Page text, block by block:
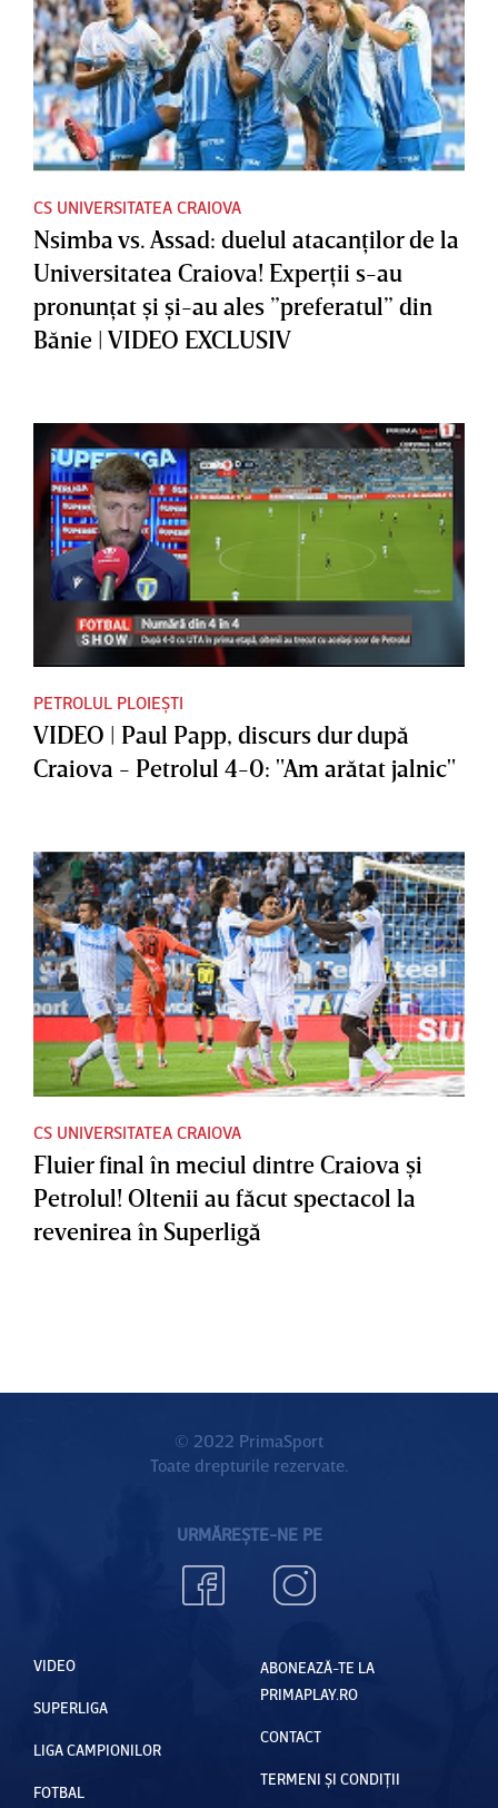
CS UNIVERSITATEA CRAIOVA
Nsimba vs. Assad: duelul atacanţilor de la
Universitatea Craiova! Experţii s-au
pronunţat şi şi-au ales ”preferatul” din
Bănie | VIDEO EXCLUSIV
PETROLUL PLOIEȘTI
VIDEO | Paul Papp, discurs dur după
Craiova - Petrolul 4-0: "Am arătat jalnic"
CS UNIVERSITATEA CRAIOVA
Fluier final în meciul dintre Craiova şi
Petrolul! Oltenii au făcut spectacol la
revenirea în Superligă
© 2022 PrimaSport
Toate drepturile rezervate.
URMĂREȘTE-NE PE
VIDEO
SUPERLIGA
LIGA CAMPIONILOR
FOTBAL
ABONEAZĂ-TE LA
PRIMAPLAY.RO
CONTACT
TERMENI ȘI CONDIȚII